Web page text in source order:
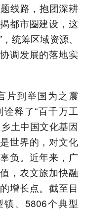
线路，抱团深耕
都市圈建设，这
统筹区域资源、
调发展的落地实
片到举国为之震
释了“百千万工
土中国文化基因
世界的，对文化
负。近年来，广
，农文旅加快融
增长点。截至目
、5806个典型